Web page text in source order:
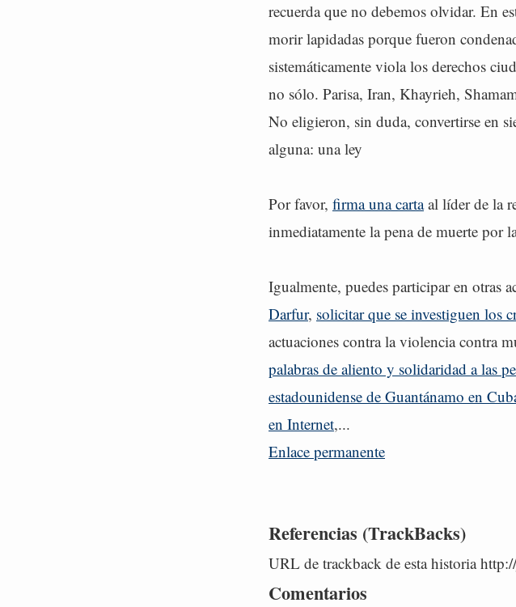
recuerda que no debemos olvidar. En
morir lapidadas porque fueron
sistemáticamente viola los derechos
no sólo. Parisa, Iran, Khayrieh,
No eligieron, sin duda, convertirse en
alguna: una ley
Por favor, firma una cartaal líder de la
inmediatamente la pena de muerte por
Igualmente, puedes participar en otras
Darfur, solicitar que se investiguen los
actuaciones contra la violencia contra
palabras de aliento y solidaridad a las
estadounidense de Guantánamo en
en Internet,...
Enlace permanente
Referencias (TrackBacks)
URL de trackback de esta historia
Comentarios